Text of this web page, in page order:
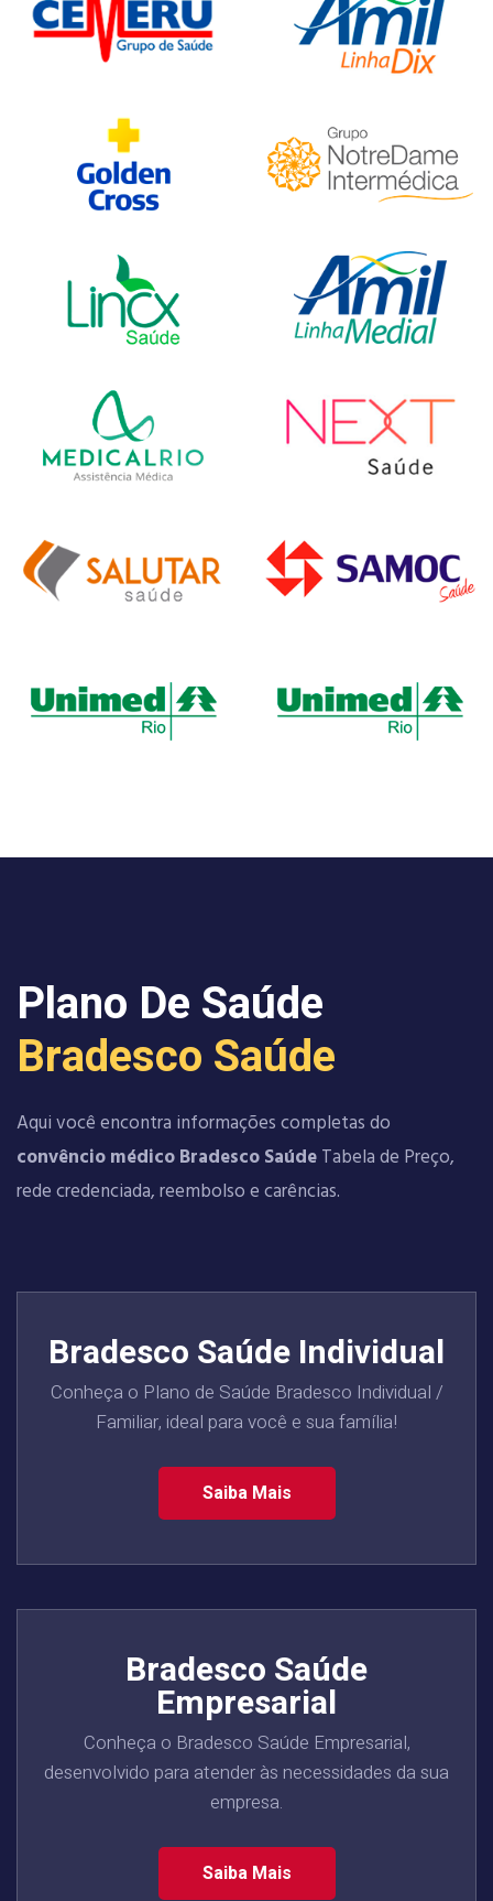
Plano De Saúde
Bradesco Saúde
Aqui você encontra informações completas do
convêncio médico Bradesco Saúde Tabela de Preço,
rede credenciada, reembolso e carências.
Bradesco Saúde Individual
Conheça o Plano de Saúde Bradesco Individual /
Familiar, ideal para você e sua família!
Saiba Mais
Bradesco Saúde
Empresarial
Conheça o Bradesco Saúde Empresarial,
desenvolvido para atender às necessidades da sua
empresa.
Saiba Mais